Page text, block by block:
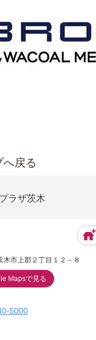
へ戻る
ラザ茨木
木市上郡２丁目１２－８
Mapsで見る
5000